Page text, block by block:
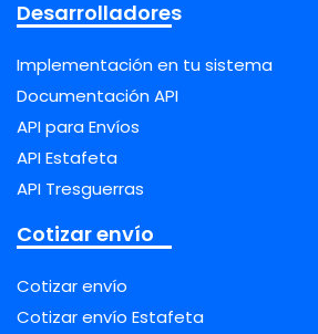
Desarrolladores
Implementación en tu sistema
Documentación API
API para Envíos
API Estafeta
API Tresguerras
Cotizar envío
Cotizar envío
Cotizar envío Estafeta